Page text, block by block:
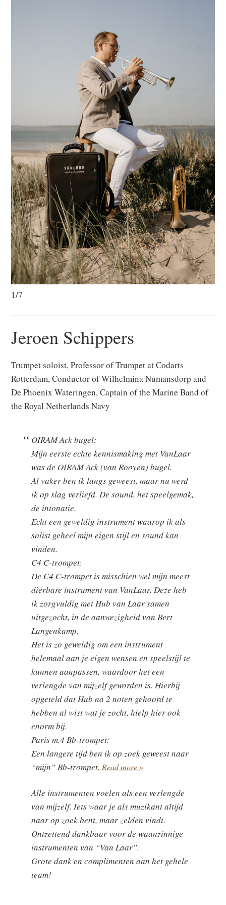
1/7
Jeroen Schippers
Trumpet soloist, Professor of Trumpet at Codarts
Rotterdam, Conductor of Wilhelmina Numansdorp and
De Phoenix Wateringen, Captain of the Marine Band of
the Royal Netherlands Navy
OIRAM Ack bugel:
Mijn eerste echte kennismaking met VanLaar
was de OIRAM Ack (van Rooyen) bugel.
Al vaker ben ik langs geweest, maar nu werd
ik op slag verliefd. De sound, het speelgemak,
de intonatie.
Echt een geweldig instrument waarop ik als
solist geheel mijn eigen stijl en sound kan
vinden.
C4 C-trompet:
De C4 C-trompet is misschien wel mijn meest
dierbare instrument van VanLaar. Deze heb
ik zorgvuldig met Hub van Laar samen
uitgezocht, in de aanwezigheid van Bert
Langenkamp.
Het is zo geweldig om een instrument
helemaal aan je eigen wensen en speelstijl te
kunnen aanpassen, waardoor het een
verlengde van mijzelf geworden is. Hierbij
opgeteld dat Hub na 2 noten gehoord te
hebben al wist wat je zocht, hielp hier ook
enorm bij.
Paris m.4 Bb-trompet:
Een langere tijd ben ik op zoek geweest naar
“mijn” Bb-trompet. Read more »
Alle instrumenten voelen als een verlengde
van mijzelf. Iets waar je als muzikant altijd
naar op zoek bent, maar zelden vindt.
Ontzettend dankbaar voor de waanzinnige
instrumenten van “Van Laar”.
Grote dank en complimenten aan het gehele
team!